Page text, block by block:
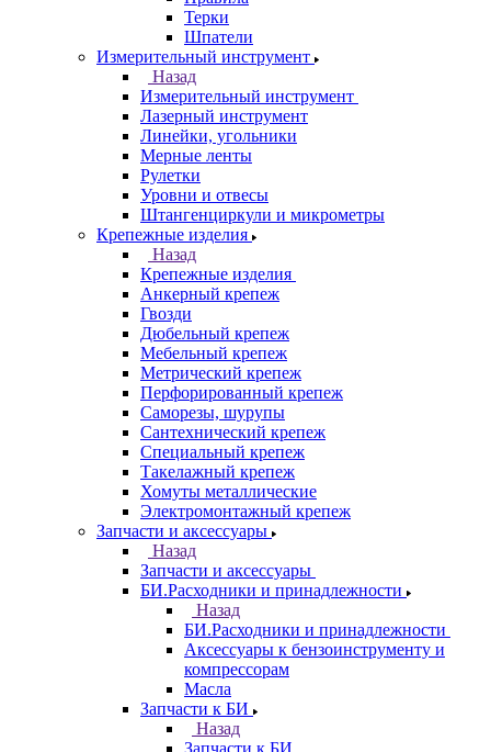
Терки
Шпатели
Измерительный инструмент
Назад
Измерительный инструмент
Лазерный инструмент
Линейки, угольники
Мерные ленты
Рулетки
Уровни и отвесы
Штангенциркули и микрометры
Крепежные изделия
Назад
Крепежные изделия
Анкерный крепеж
Гвозди
Дюбельный крепеж
Мебельный крепеж
Метрический крепеж
Перфорированный крепеж
Саморезы, шурупы
Сантехнический крепеж
Специальный крепеж
Такелажный крепеж
Хомуты металлические
Электромонтажный крепеж
Запчасти и аксессуары
Назад
Запчасти и аксессуары
БИ.Расходники и принадлежности
Назад
БИ.Расходники и принадлежности
Аксессуары к бензоинструменту и
компрессорам
Масла
Запчасти к БИ
Назад
Запчасти к БИ